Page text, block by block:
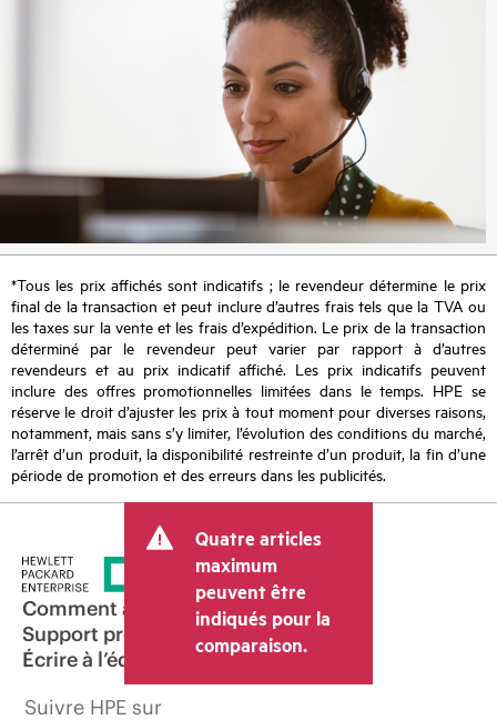
*Tous les prix affichés sont indicatifs ; le revendeur détermine le prix
final de la transaction et peut inclure d’autres frais tels que la TVA ou
les taxes sur la vente et les frais d’expédition. Le prix de la transaction
déterminé par le revendeur peut varier par rapport à d’autres
revendeurs et au prix indicatif affiché. Les prix indicatifs peuvent
inclure des offres promotionnelles limitées dans le temps. HPE se
réserve le droit d’ajuster les prix à tout moment pour diverses raisons,
notamment, mais sans s’y limiter, l’évolution des conditions du marché,
l’arrêt d’un produit, la disponibilité restreinte d’un produit, la fin d’une
période de promotion et des erreurs dans les publicités.
Quatre articles
maximum
peuvent être
indiqués pour la
comparaison.
Comment acheter
Support produit
Écrire à l’équipe commerciale
Suivre HPE sur